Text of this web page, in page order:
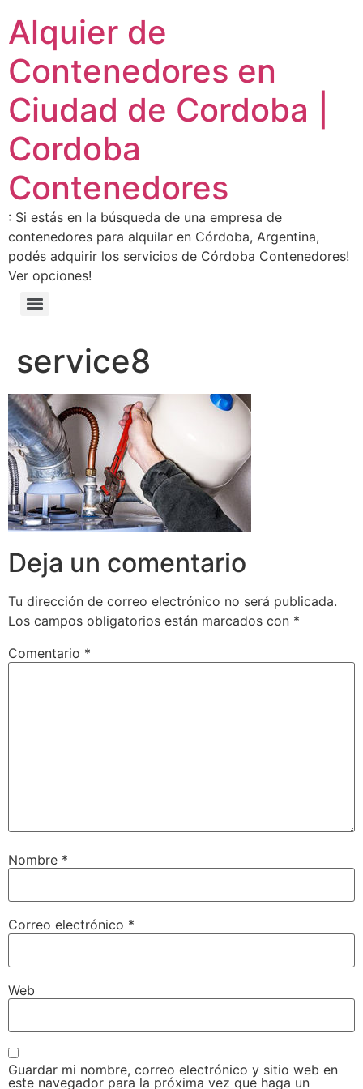
Alquier de
Contenedores en
Ciudad de Cordoba |
Cordoba
Contenedores
: Si estás en la búsqueda de una empresa de
contenedores para alquilar en Córdoba, Argentina,
podés adquirir los servicios de Córdoba Contenedores!
Ver opciones!
service8
Deja un comentario
Tu dirección de correo electrónico no será publicada.
Los campos obligatorios están marcados con *
Comentario *
Nombre *
Correo electrónico *
Web
Guardar mi nombre, correo electrónico y sitio web en
este navegador para la próxima vez que haga un